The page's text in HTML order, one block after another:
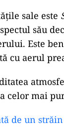
sale este
său
Este
cu aerul
celor mai
de un